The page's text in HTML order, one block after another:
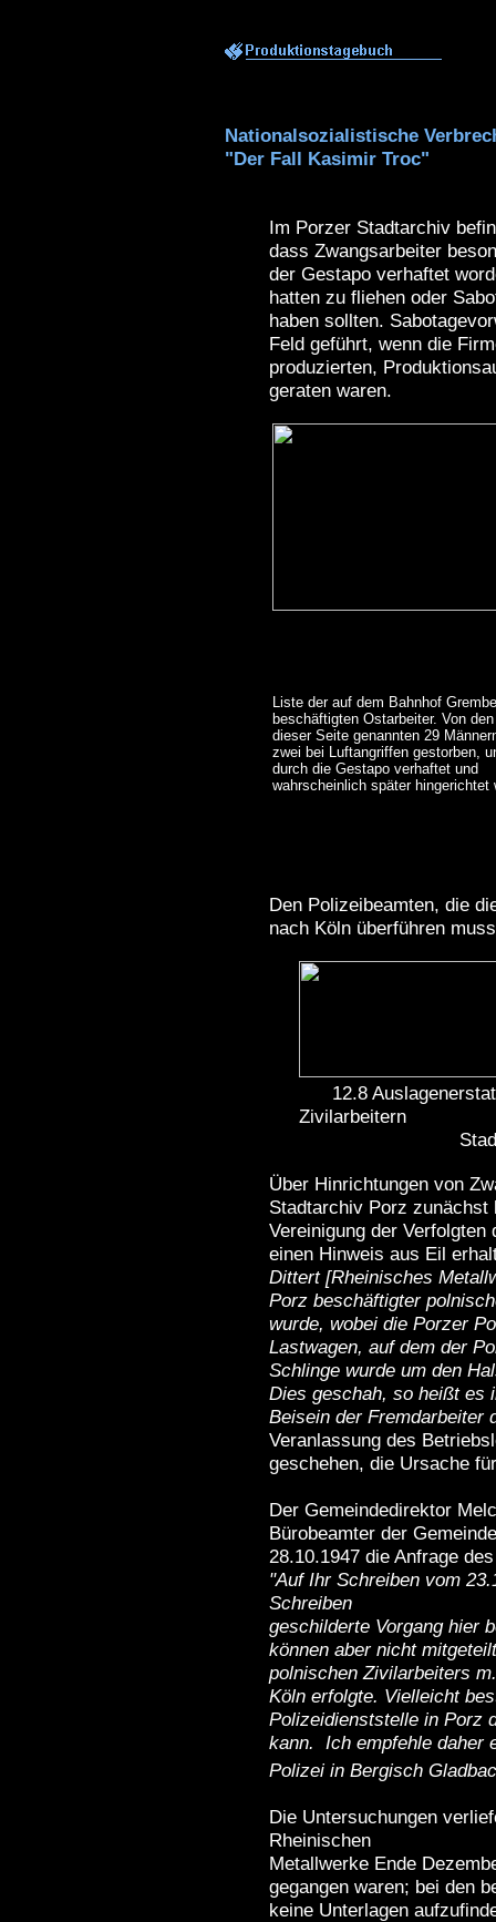
Nationalsozialistische
"Der Fall Kasimir Troc"
Im Porzer Stadtarchiv
dass Zwangsarbeiter
der Gestapo verhaftet
hatten zu fliehen oder
haben sollten.
Feld geführt, wenn die
produzierten,
geraten waren.
Liste der auf dem Bahnhof
beschäftigten Ostarbeiter. Von
dieser Seite genannten 29
zwei bei Luftangriffen gestorben,
durch die Gestapo verhaftet und
wahrscheinlich später hingerichtet
Den Polizeibeamten, die
nach Köln überführen
12.8
Zivilarbeitern
Stadtarchiv
Über Hinrichtungen von
Stadtarchiv Porz zunächst
Vereinigung der
einen Hinweis aus Eil
Dittert [Rheinisches
Porz beschäftigter
wurde, wobei die Porzer
Lastwagen, auf dem der
Schlinge wurde um den
Dies geschah, so heißt es
Beisein der Fremdarbeiter
Veranlassung des
geschehen, die Ursache
Der Gemeindedirektor
Bürobeamter der
28.10.1947 die Anfrage
"Auf Ihr Schreiben vom
Schreiben
geschilderte Vorgang hier
können aber nicht
polnischen Zivilarbeiters
Köln erfolgte. Vielleicht
Polizeidienststelle in Porz
kann. Ich empfehle daher
Polizei in Bergisch
Die Untersuchungen
Rheinischen
Metallwerke Ende
gegangen waren; bei den
keine Unterlagen